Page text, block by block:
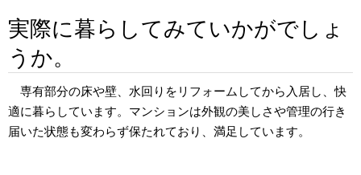
実際に暮らしてみていかがでしょ
うか。
専有部分の床や壁、水回りをリフォームしてから入居し、快
適に暮らしています。マンションは外観の美しさや管理の行き
届いた状態も変わらず保たれており、満足しています。